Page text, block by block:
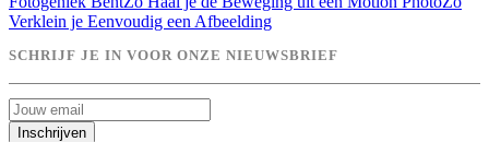
Verklein je Eenvoudig een Afbeelding
SCHRIJF JE IN VOOR ONZE NIEUWSBRIEF
Inschrijven